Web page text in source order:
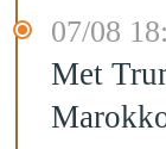
07/08
Met